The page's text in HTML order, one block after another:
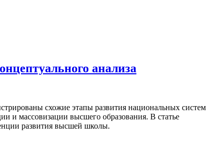
анализа
схожие этапы развития национальных систем
и массовизации высшего образования. В статье
развития высшей школы.